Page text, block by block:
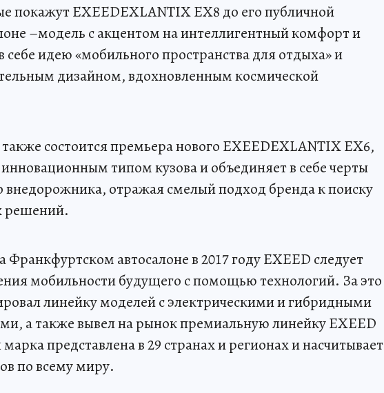
покажут EXEEDEXLANTIX EX8 до его публичной
–модель с акцентом на интеллигентный комфорт и
идею «мобильного пространства для отдыха» и
дизайном, вдохновленным космической
состоится премьера нового EXEEDEXLANTIX EX6,
типом кузова и объединяет в себе черты
внедорожника, отражая смелый подход бренда к поиску
решений.
автосалоне в 2017 году EXEED следует
мобильности будущего с помощью технологий. За это
линейку моделей с электрическими и гибридными
а также вывел на рынок премиальную линейку EXEED
представлена в 29 странах и регионах и насчитывает
по всему миру.